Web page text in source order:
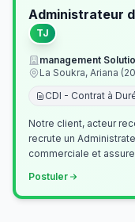
Administrateur
TJ
management
La Soukra, Ariana
CDI - Contrat à
Notre client, acteur
recrute un
commerciale et
Postuler